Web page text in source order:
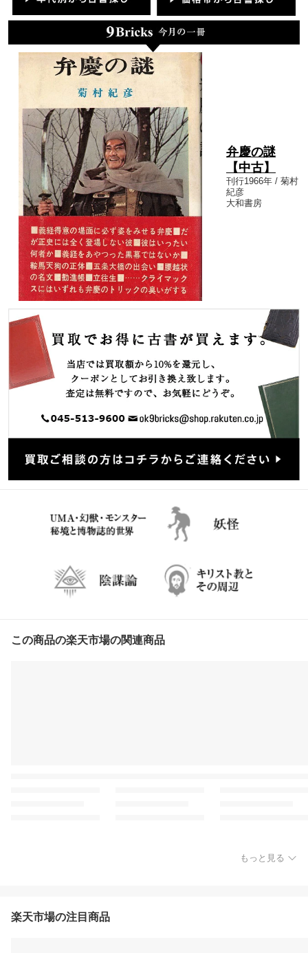
弁慶の謎
【中古】
刊行1966年 / 菊村
紀彦
大和書房
この商品の楽天市場の関連商品
もっと見る
楽天市場の注目商品